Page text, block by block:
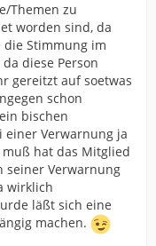
Themen zu
worden sind, da
Stimmung im
diese Person
gereitzt auf soetwas
schon
bischen
einer Verwarnung ja
hat das Mitglied
seiner Verwarnung
wirklich
läßt sich eine
machen.